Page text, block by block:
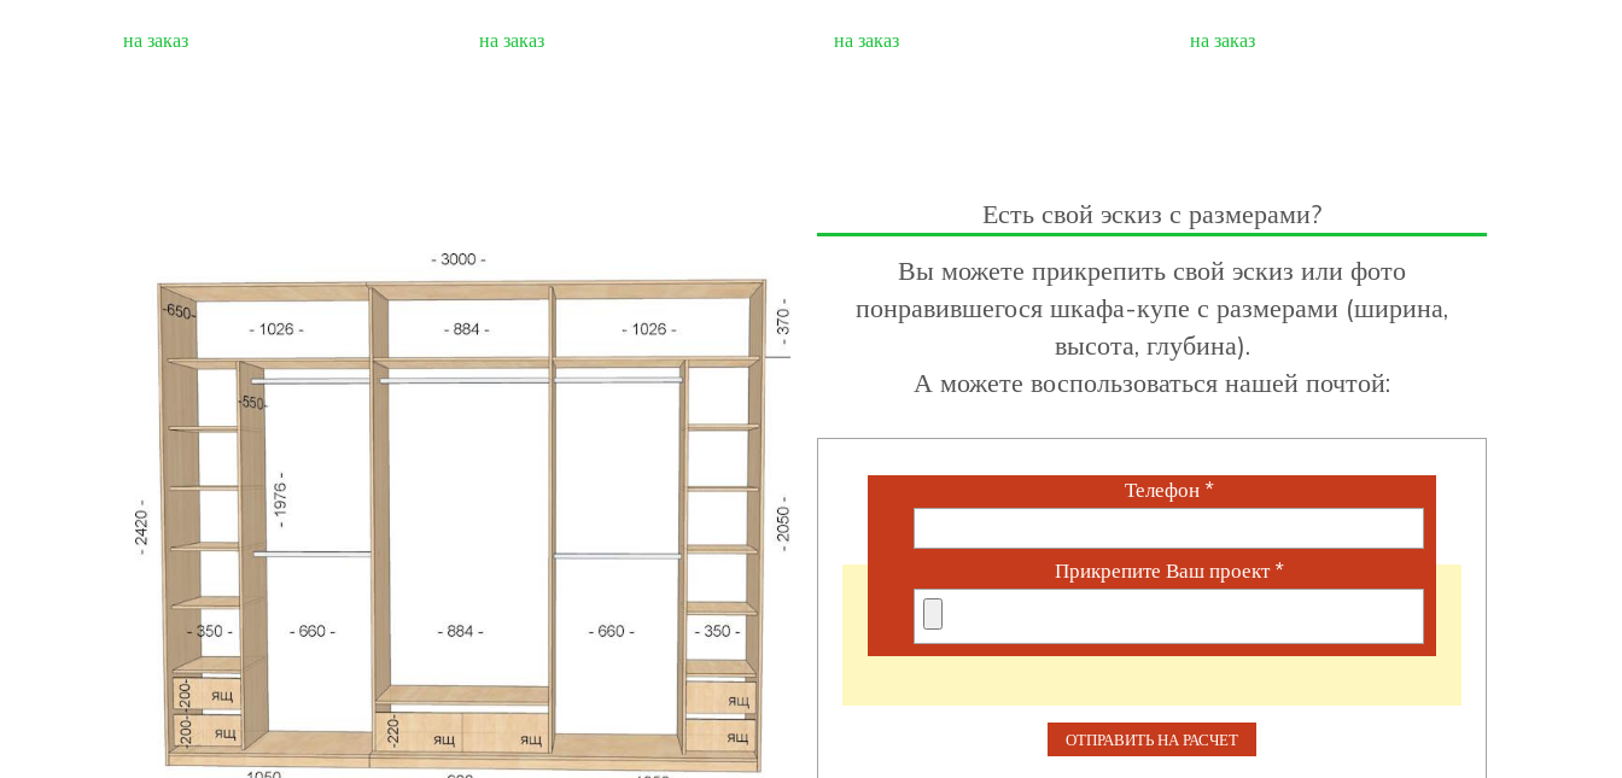
на заказ на заказ на заказ на заказ
Есть свой эскиз с размерами?
Вы можете прикрепить свой эскиз или фото
понравившегося шкафа-купе с размерами (ширина,
высота, глубина).
А можете воспользоваться нашей почтой:
Телефон *
Прикрепите Ваш проект*